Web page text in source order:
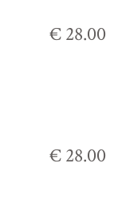
€ 28.00
€ 28.00